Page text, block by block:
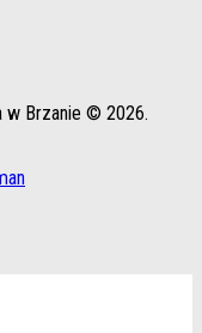
w Brzanie © 2026.